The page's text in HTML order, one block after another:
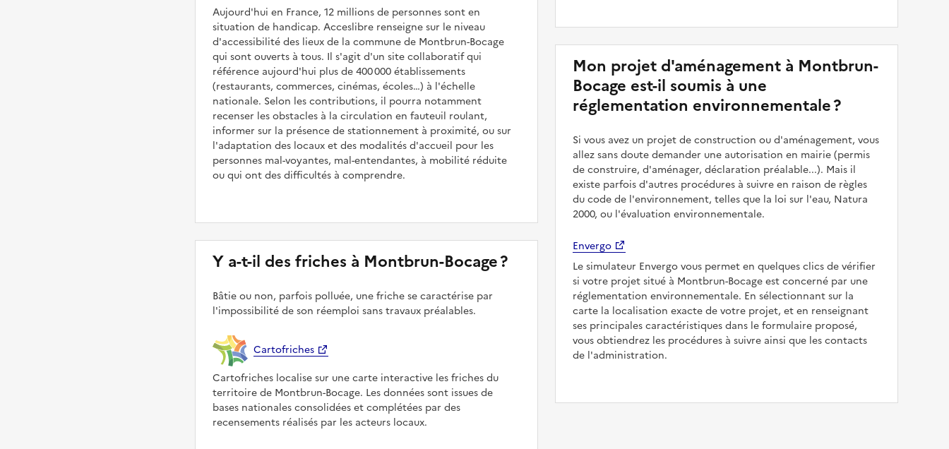
Aujourd'hui en France, 12 millions de personnes sont en
situation de handicap. Acceslibre renseigne sur le niveau
d'accessibilité des lieux de la commune de Montbrun-Bocage
qui sont ouverts à tous. Il s'agit d'un site collaboratif qui
référence aujourd'hui plus de 400 000 établissements
(restaurants, commerces, cinémas, écoles…) à l'échelle
nationale. Selon les contributions, il pourra notamment
recenser les obstacles à la circulation en fauteuil roulant,
informer sur la présence de stationnement à proximité, ou sur
l'adaptation des locaux et des modalités d'accueil pour les
personnes mal-voyantes, mal-entendantes, à mobilité réduite
ou qui ont des difficultés à comprendre.
Y a-t-il des friches à Montbrun-Bocage ?
Bâtie ou non, parfois polluée, une friche se caractérise par
l'impossibilité de son réemploi sans travaux préalables.
Cartofriches
Cartofriches localise sur une carte interactive les friches du
territoire de Montbrun-Bocage. Les données sont issues de
bases nationales consolidées et complétées par des
recensements réalisés par les acteurs locaux.
Mon projet d'aménagement à Montbrun-
Bocage est-il soumis à une
réglementation environnementale ?
Si vous avez un projet de construction ou d'aménagement, vous
allez sans doute demander une autorisation en mairie (permis
de construire, d'aménager, déclaration préalable...). Mais il
existe parfois d'autres procédures à suivre en raison de règles
du code de l'environnement, telles que la loi sur l'eau, Natura
2000, ou l'évaluation environnementale.
Envergo
Le simulateur Envergo vous permet en quelques clics de vérifier
si votre projet situé à Montbrun-Bocage est concerné par une
réglementation environnementale. En sélectionnant sur la
carte la localisation exacte de votre projet, et en renseignant
ses principales caractéristiques dans le formulaire proposé,
vous obtiendrez les procédures à suivre ainsi que les contacts
de l'administration.